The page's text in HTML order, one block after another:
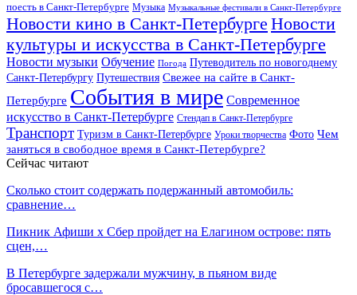
поесть в Санкт-Петербурге Музыка Музыкальные фестивали в Санкт-Петербурге
Новости кино в Санкт-Петербурге Новости
культуры и искусства в Санкт-Петербурге
Новости музыки Обучение Погода Путеводитель по новогоднему
Санкт-Петербургу Путешествия Свежее на сайте в Санкт-
Петербурге События в мире Современное
искусство в Санкт-Петербурге Стендап в Санкт-Петербурге
Транспорт Туризм в Санкт-Петербурге Уроки творчества Фото Чем
заняться в свободное время в Санкт-Петербурге?
Сейчас читают
Сколько стоит содержать подержанный автомобиль:
сравнение…
Пикник Афиши x Сбер пройдет на Елагином острове: пять
сцен,…
В Петербурге задержали мужчину, в пьяном виде
бросавшегося с…